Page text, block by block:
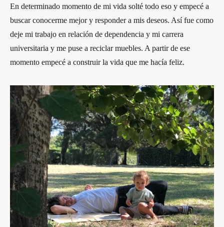
En determinado momento de mi vida solté todo eso y empecé a
buscar conocerme mejor y responder a mis deseos. Así fue como
deje mi trabajo en relación de dependencia y mi carrera
universitaria y me puse a reciclar muebles. A partir de ese
momento empecé a construir la vida que me hacía feliz.